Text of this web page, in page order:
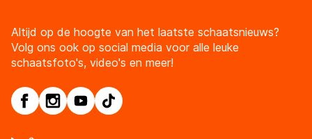
Altijd op de hoogte van het laatste schaatsnieuws?
Volg ons ook op social media voor alle leuke
schaatsfoto's, video's en meer!